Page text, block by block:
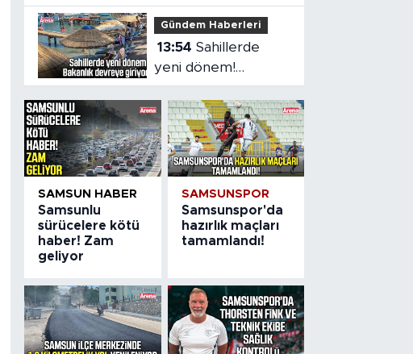
Gündem Haberleri
13:54 Sahillerde
yeni dönem!
Bakanlık devreye
giriyor
SAMSUN HABER
Samsunlu
sürücelere kötü
haber! Zam
geliyor
SAMSUNSPOR
Samsunspor'da
hazırlık maçları
tamamlandı!